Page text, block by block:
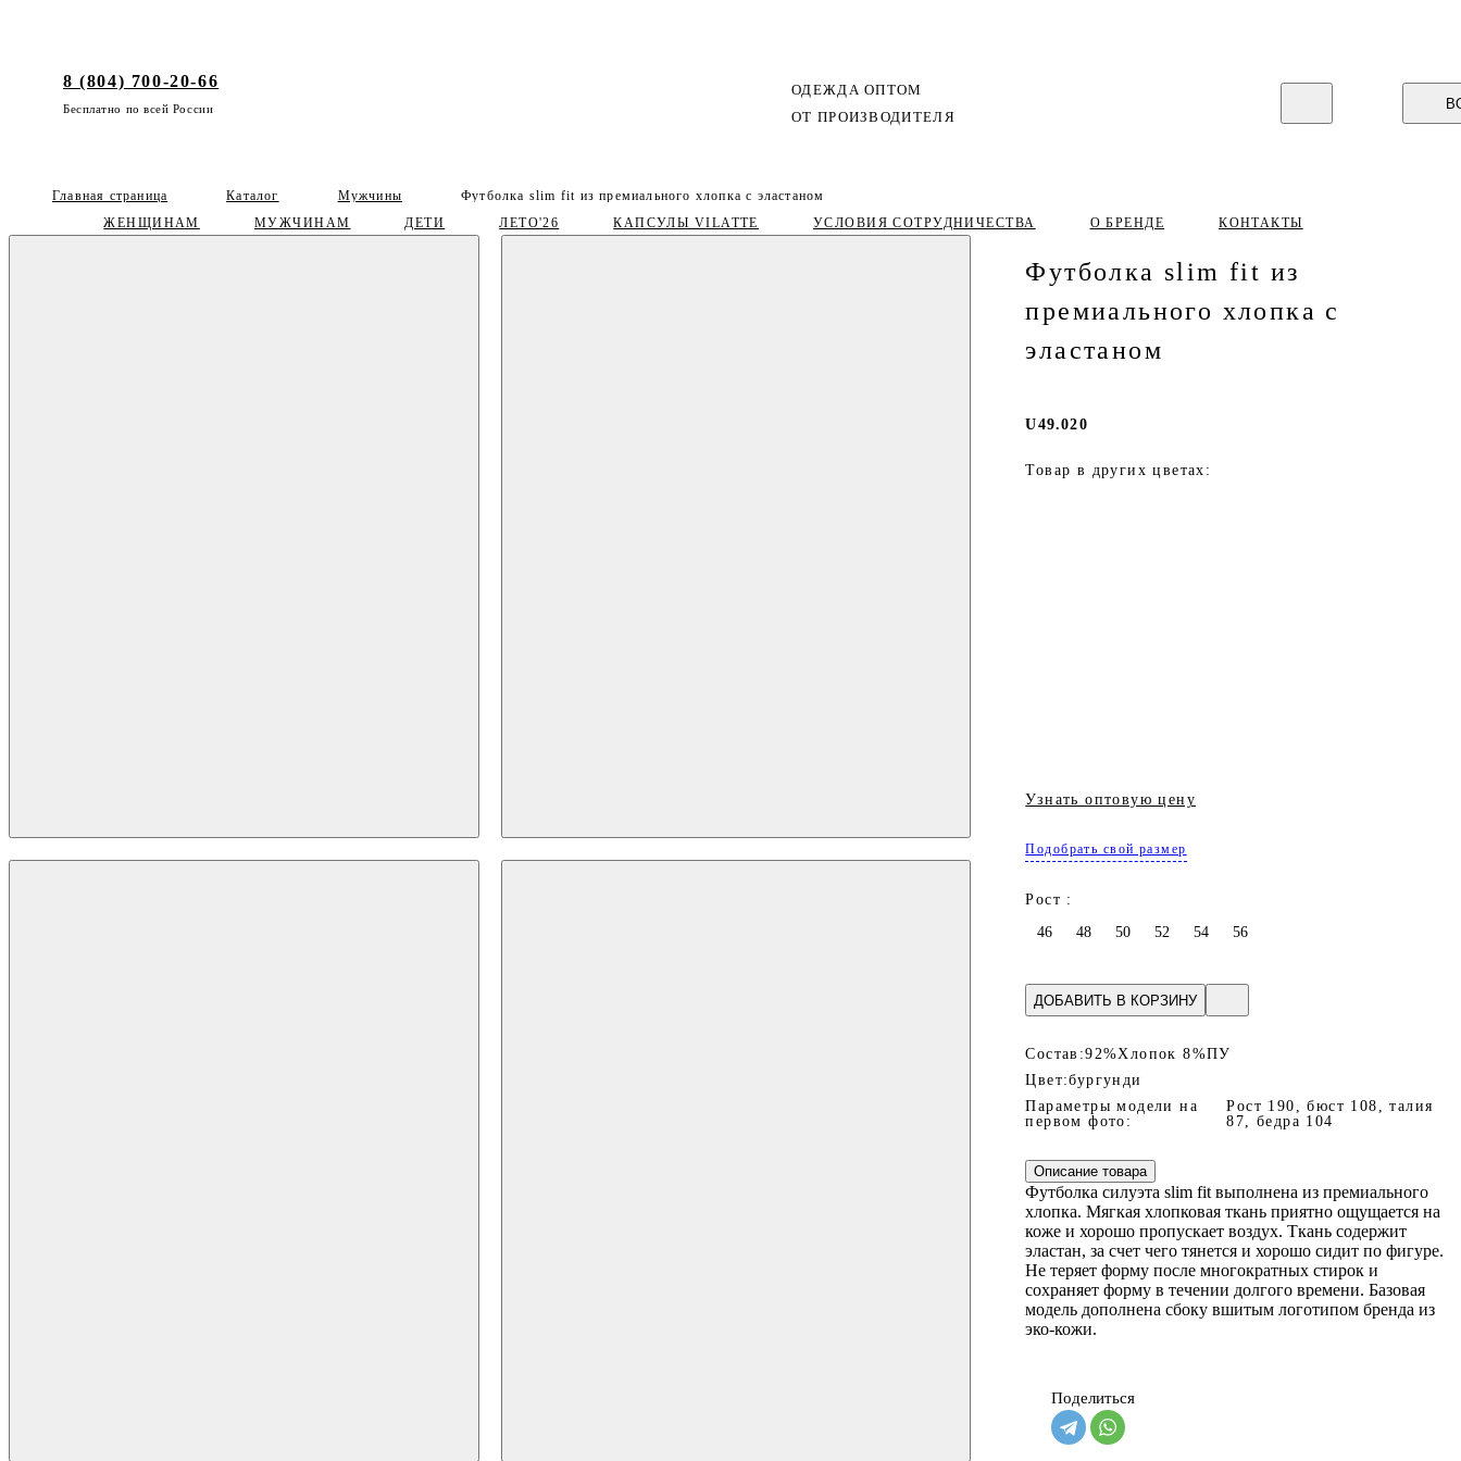
8 (804) 700-20-66
Бесплатно по всей России
ОДЕЖДА ОПТОМ
ОТ ПРОИЗВОДИТЕЛЯ
ЖЕНЩИНАМ МУЖЧИНАМ ДЕТИ ЛЕТО'26 КАПСУЛЫ VILATTE УСЛОВИЯ СОТРУДНИЧЕСТВА О БРЕНДЕ КОНТАКТЫ
Главная страница Каталог Мужчины Футболка slim fit из премиального хлопка с эластаном
Футболка slim fit из
премиального хлопка с
эластаном
U49.020
Товар в других цветах:
Узнать оптовую цену
Подобрать свой размер
Рост :
46
48 50 52 54 56
ДОБАВИТЬ В КОРЗИНУ
Состав:92%Хлопок 8%ПУ
Цвет:бургунди
Параметры модели на
первом фото:
Рост 190, бюст 108, талия
87, бедра 104
Описание товара
Футболка силуэта slim fit выполнена из премиального
хлопка. Мягкая хлопковая ткань приятно ощущается на
коже и хорошо пропускает воздух. Ткань содержит
эластан, за счет чего тянется и хорошо сидит по фигуре.
Не теряет форму после многократных стирок и
сохраняет форму в течении долгого времени. Базовая
модель дополнена сбоку вшитым логотипом бренда из
эко-кожи.
Поделиться